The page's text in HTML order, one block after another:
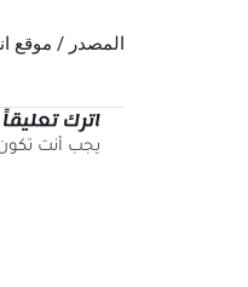
المصدر / موقع
اترك تعليقاً
يجب أنت